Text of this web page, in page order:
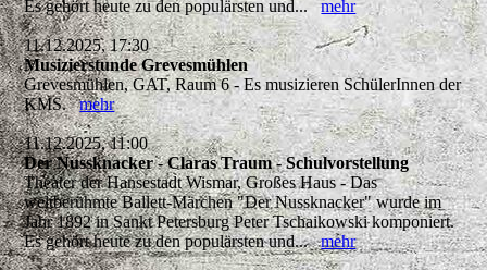
Es gehört heute zu den populärsten und...mehr
11.12.2025, 17:30
Musizierstunde Grevesmühlen
Grevesmühlen, GAT, Raum 6 - Es musizieren SchülerInnen der
KMS.mehr
11.12.2025, 11:00
Der Nussknacker - Claras Traum - Schulvorstellung
Theater der Hansestadt Wismar, Großes Haus - Das
weltberühmte Ballett-Märchen "Der Nussknacker" wurde im
Jahr 1892 in Sankt Petersburg Peter Tschaikowski komponiert.
Es gehört heute zu den populärsten und...mehr